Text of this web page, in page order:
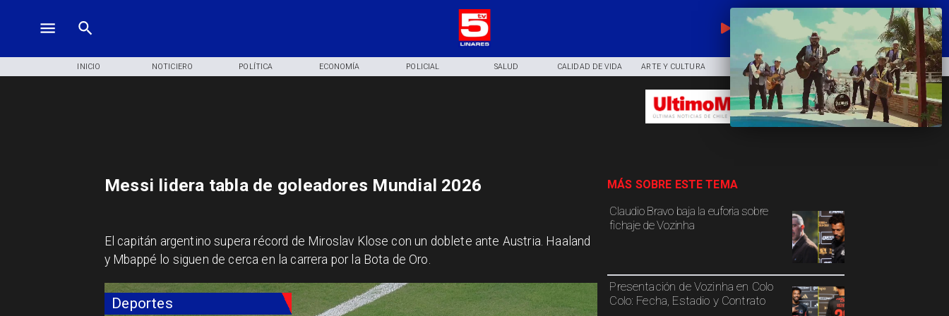
EN VIVO
INICIO NOTICIERO POLÍTICA ECONOMÍA POLICIAL SALUD CALIDAD DE VIDA ARTE Y CULTURA COMUNIDAD DEPORTES
Deportes
Claudio Bravo baja la euforia sobre
fichaje de Vozinha
Presentación de Vozinha en Colo
Colo: Fecha, Estadio y Contrato
MÁS SOBRE ESTE TEMA
Messi lidera tabla de goleadores Mundial 2026
El capitán argentino supera récord de Miroslav Klose con un doblete ante Austria. Haaland
y Mbappé lo siguen de cerca en la carrera por la Bota de Oro.